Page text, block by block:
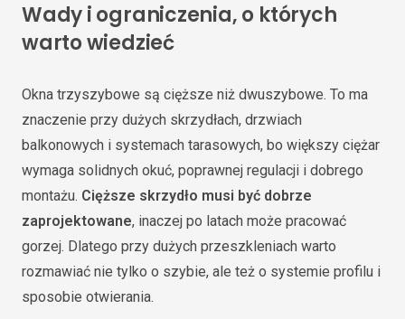
Wady i ograniczenia, o których
warto wiedzieć
Okna trzyszybowe są cięższe niż dwuszybowe. To ma
znaczenie przy dużych skrzydłach, drzwiach
balkonowych i systemach tarasowych, bo większy ciężar
wymaga solidnych okuć, poprawnej regulacji i dobrego
montażu. Cięższe skrzydło musi być dobrze
zaprojektowane, inaczej po latach może pracować
gorzej. Dlatego przy dużych przeszkleniach warto
rozmawiać nie tylko o szybie, ale też o systemie profilu i
sposobie otwierania.